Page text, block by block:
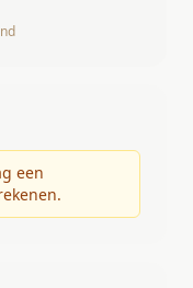
een